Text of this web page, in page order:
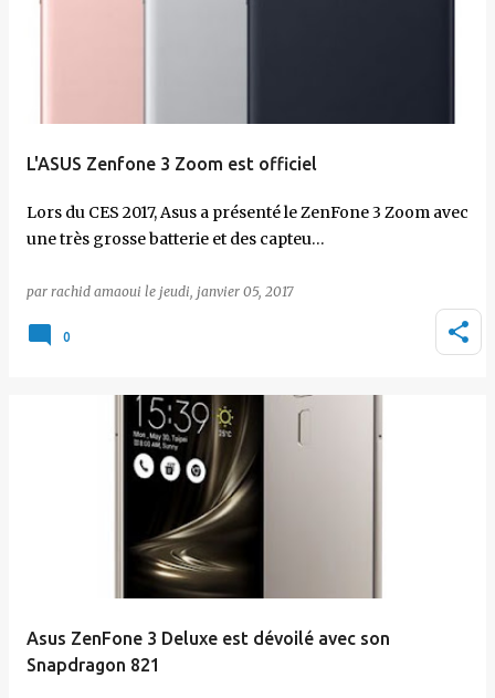
L'ASUS Zenfone 3 Zoom est officiel
Lors du CES 2017, Asus a présenté le ZenFone 3 Zoom avec
une très grosse batterie et des capteu…
par rachid amaoui le jeudi, janvier 05, 2017
0
Asus ZenFone 3 Deluxe est dévoilé avec son
Snapdragon 821